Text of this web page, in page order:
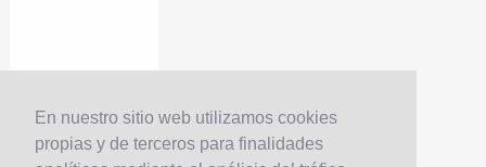
En nuestro sitio web utilizamos cookies
propias y de terceros para finalidades